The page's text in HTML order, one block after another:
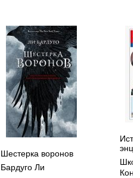
Шестерка воронов
Бардуго Ли